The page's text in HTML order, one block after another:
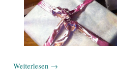
Weiterlesen →